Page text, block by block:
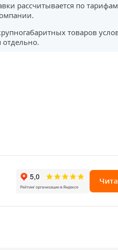
рассчитывается по
товаров
отдельно.